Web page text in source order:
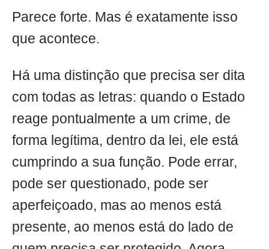
Parece forte. Mas é exatamente isso
que acontece.
Há uma distinção que precisa ser dita
com todas as letras: quando o Estado
reage pontualmente a um crime, de
forma legítima, dentro da lei, ele está
cumprindo a sua função. Pode errar,
pode ser questionado, pode ser
aperfeiçoado, mas ao menos está
presente, ao menos está do lado de